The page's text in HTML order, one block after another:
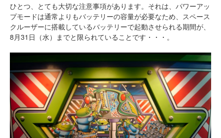
ひとつ、とても大切な注意事項があります。それは、パワーアッ
プモードは通常よりもバッテリーの容量が必要なため、スペース
クルーザーに搭載しているバッテリーで起動させられる期間が、
8月31日（水）までと限られていることです・・・。